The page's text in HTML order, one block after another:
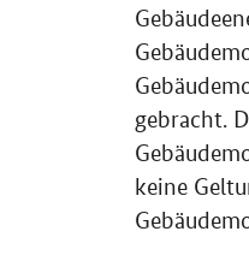
gebracht.
keine